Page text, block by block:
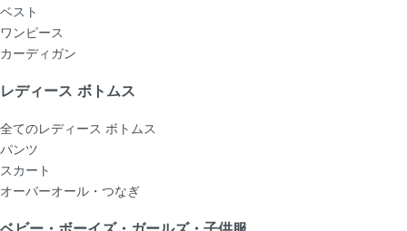
ベスト
ワンピース
カーディガン
レディース ボトムス
全てのレディース ボトムス
パンツ
スカート
オーバーオール・つなぎ